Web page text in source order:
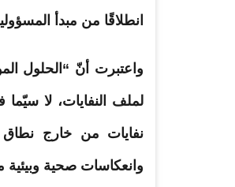
انطلاقًا من مبدأ
واعتبرت أنّ “الحلول
لملف النفايات، لا سيّما
نفايات من خارج
وانعكاسات صحية وبيئية